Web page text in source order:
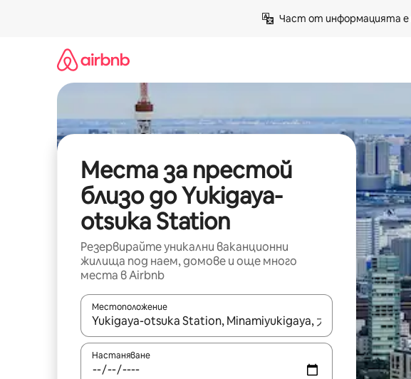
Част от информацията е
Места за престой
близо до Yukigaya-
otsuka Station
Резервирайте уникални ваканционни
жилища под наем, домове и още много
места в Airbnb
Местоположение
Когато резултатите се покажат, използвайте клавишите със
Настаняване